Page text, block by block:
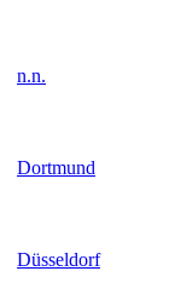
n.n.
Dortmund
Düsseldorf